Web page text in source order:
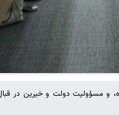
و مسؤولیت دولت و خیرین در